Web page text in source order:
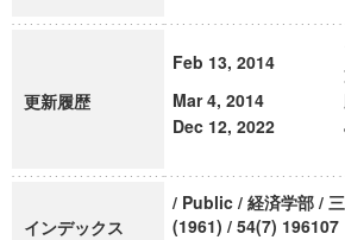
更新履歴
Feb 13, 2014
Mar 4, 2014
Dec 12, 2022
インデックス
/ Public / 経済学部 /
(1961) / 54(7) 196107